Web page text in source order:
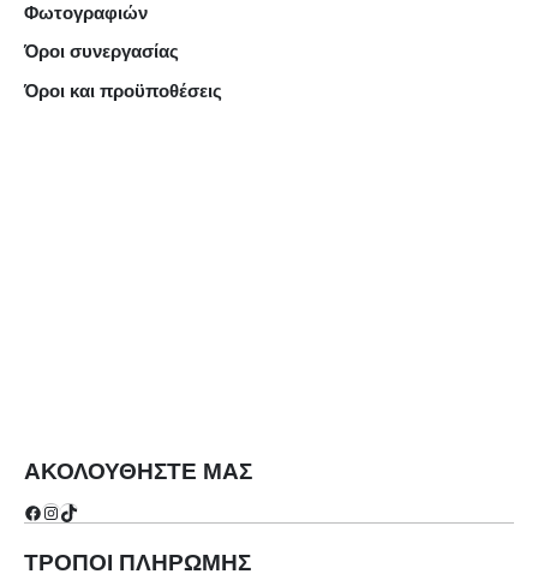
Φωτογραφιών
Όροι συνεργασίας
Όροι και προϋποθέσεις
ΑΚΟΛΟΥΘΗΣΤΕ ΜΑΣ
Facebook
Instagram
TikTok
ΤΡΟΠΟΙ ΠΛΗΡΩΜΗΣ